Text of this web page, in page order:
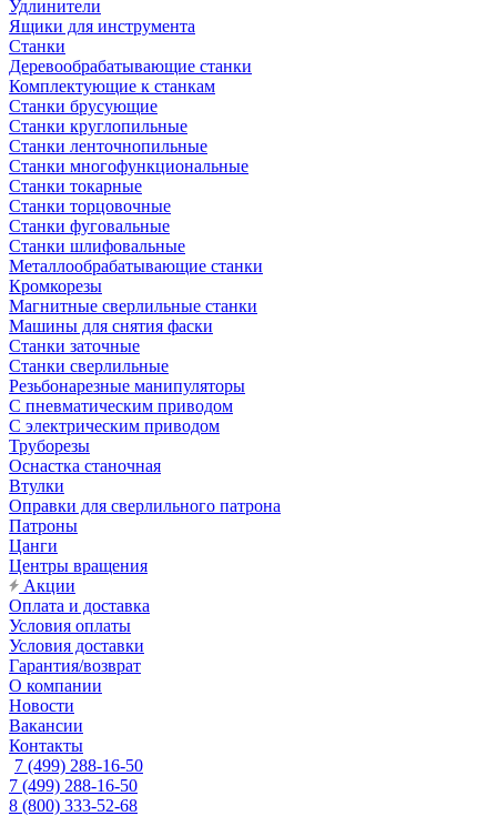
Удлинители
Ящики для инструмента
Станки
Деревообрабатывающие станки
Комплектующие к станкам
Станки брусующие
Станки круглопильные
Станки ленточнопильные
Станки многофункциональные
Станки токарные
Станки торцовочные
Станки фуговальные
Станки шлифовальные
Металлообрабатывающие станки
Кромкорезы
Магнитные сверлильные станки
Машины для снятия фаски
Станки заточные
Станки сверлильные
Резьбонарезные манипуляторы
С пневматическим приводом
С электрическим приводом
Труборезы
Оснастка станочная
Втулки
Оправки для сверлильного патрона
Патроны
Цанги
Центры вращения
Акции
Оплата и доставка
Условия оплаты
Условия доставки
Гарантия/возврат
О компании
Новости
Вакансии
Контакты
7 (499) 288-16-50
7 (499) 288-16-50
8 (800) 333-52-68